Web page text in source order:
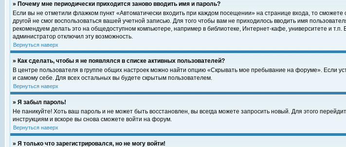
» Почему мне периодически приходится заново вводить имя и пароль?
Если вы не отметили флажком пункт «Автоматически входить при каждом посещении» на странице входа, то
другой не смог воспользоваться вашей учетной записью. Для того чтобы вам не приходилось вводить имя
рекомендуем делать это на общедоступном компьютере, например в библиотеке, Интернет-кафе, университете и т.п.
администратор отключил эту возможность.
Вернуться наверх
» Как сделать, чтобы я не появлялся в списке активных пользователей?
В центре пользователя в группе общих настроек можно найти опцию «Скрывать мое пребывание на форуме». Если
и самому себе. Для всех остальных вы будете скрытым пользователем.
Вернуться наверх
» Я забыл пароль!
Не паникуйте! Хоть ваш пароль и не может быть восстановлен, вы всегда можете запросить новый. Для этого
инструкциям и вскоре вы снова сможете войти на форум.
Вернуться наверх
» Я только что зарегистрировался, но не могу войти!